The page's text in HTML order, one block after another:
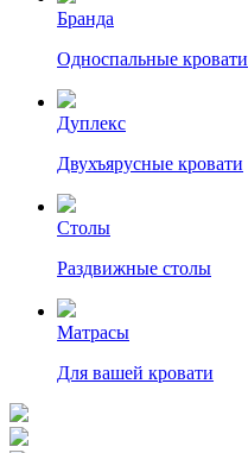
Бранда
Односпальные кровати
Дуплекс
Двухъярусные кровати
Столы
Раздвижные столы
Матрасы
Для вашей кровати